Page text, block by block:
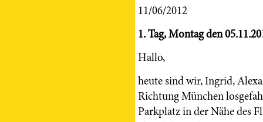
11/06/2012
1. Tag, Montag den
Hallo,
heute sind wir, Ingrid,
Richtung München
Parkplatz in der Nähe des